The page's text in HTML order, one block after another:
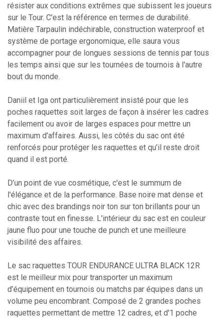
résister aux conditions extrêmes que subissent les joueurs
sur le Tour. C'est la référence en termes de durabilité.
Matière Tarpaulin indéchirable, construction waterproof et
système de portage ergonomique, elle saura vous
accompagner pour de longues sessions de tennis par tous
les temps ainsi que sur les tournées de tournois à l'autre
bout du monde.
Daniil et Iga ont particulièrement insisté pour que les
poches raquettes soit larges de façon à insérer les cadres
facilement ou avoir de larges espaces pour mettre un
maximum d’affaires. Aussi, les côtés du sac ont été
renforcés pour protéger les raquettes et qu’il reste droit
quand il est porté.
D’un point de vue cosmétique, c'est le summum de
l'élégance et de la performance. Base noire mat dense et
chic avec des brandings noir ton sur ton brillants pour un
contraste tout en finesse. L'intérieur du sac est en couleur
jaune fluo pour une touche de punch et une meilleure
visibilité des affaires.
Le sac raquettes TOUR ENDURANCE ULTRA BLACK 12R
est le meilleur mix pour transporter un maximum
d’équipement en tournois ou matchs par équipes dans un
volume peu encombrant. Composé de 2 grandes poches
raquettes permettant de mettre 12 cadres, et d'1 poche